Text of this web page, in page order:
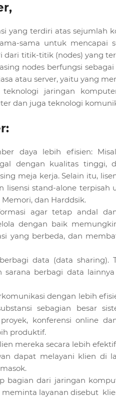
yang terdiri atas sejumlah
sama untuk mencapai
dari titik-titik (nodes) yang
nodes berfungsi
atau server, yaitu yang
jaringan
dan juga teknologi
daya lebih efisien:
dengan kualitas tinggi,
meja kerja. Selain itu,
lisensi stand-alone terpisah
dan Harddsik.
agar tetap andal
dengan baik
yang berbeda, dan
data (data sharing).
berbagi data
dengan lebih
sebagian besar
konferensi online
produktif.
mereka secara lebih
dapat melayani klien di
bagian dari jaringan
layanan disebut